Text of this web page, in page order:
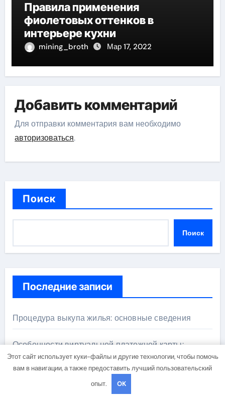
Правила применения
фиолетовых оттенков в
интерьере кухни
mining_broth Мар 17, 2022
Добавить комментарий
Для отправки комментария вам необходимо
авторизоваться.
Поиск
Поиск
Последние записи
Процедура выкупа жилья: основные сведения
Особенности виртуальной платежной карты:
выпуск за 5 минут без верификации и без банков,
пополнение в USDT
Справочник предприятий АПК и фермерских
Этот сайт использует куки-файлы и другие технологии, чтобы помочь
вам в навигации, а также предоставить лучший пользовательский
опыт.
OK